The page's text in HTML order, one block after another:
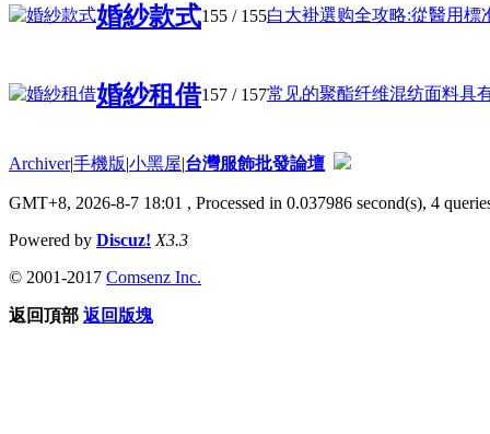
婚紗款式155 / 155白大褂選购全攻略:從醫用標
婚紗租借157 / 157常见的聚酯纤维混纺面料具
Archiver|手機版|小黑屋|台灣服飾批發論壇
GMT+8, 2026-8-7 18:01 , Processed in 0.037986 second(s), 4
Powered by Discuz! X3.3
© 2001-2017 Comsenz Inc.
返回頂部 返回版塊